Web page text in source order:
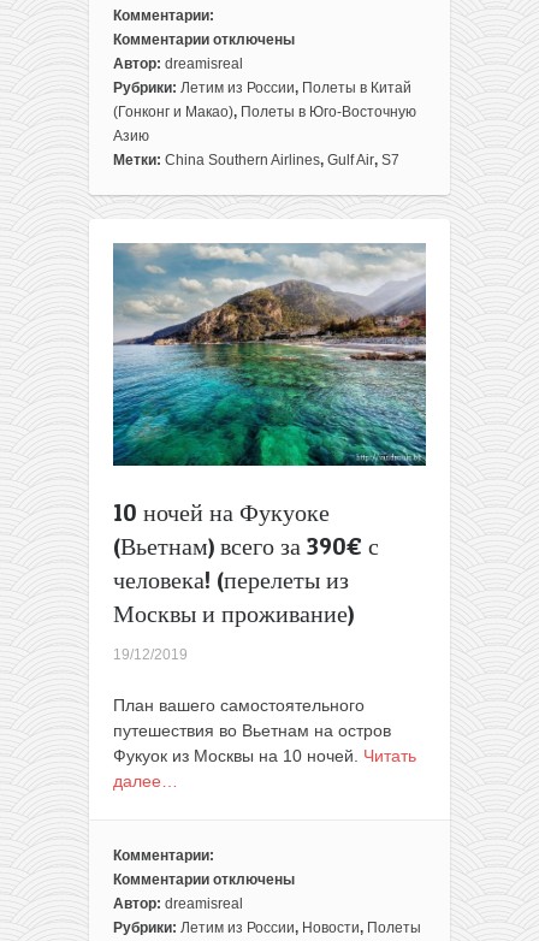
Комментарии:
Комментарии
к
записи
Запасной
(восточный)
Новый
за
летим
Китай,
Таиланд
или
на
Бали
от
280€
до
туда-
обратно
Москвы!
отключены
Автор: dreamisreal
Рубрики: Летим из России, Полеты в Китай
(Гонконг и Макао), Полеты в Юго-Восточную
Азию
Метки: China Southern Airlines, Gulf Air, S7
10 ночей на Фукуоке
(Вьетнам) всего за 390€ с
человека! (перелеты из
Москвы и проживание)
19/12/2019
План вашего самостоятельного
путешествия во Вьетнам на остров
Фукуок из Москвы на 10 ночей. Читать
далее…
Комментарии:
Комментарии
к
записи
отключены
Автор: dreamisreal
Рубрики: Летим из России, Новости, Полеты